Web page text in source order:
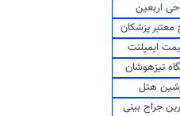
اربعین
پزشکان
ایمپلنت
تیزهوشان
هتل
جراح بینی